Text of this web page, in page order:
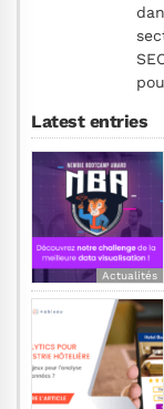
Latest entries
Actualités